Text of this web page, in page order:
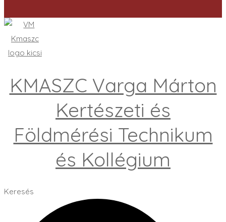
KMASZC Varga Márton
Kertészeti és
Földmérési Technikum
és Kollégium
Keresés